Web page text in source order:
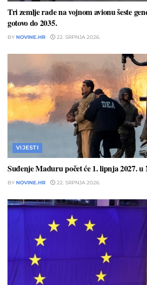
Tri zemlje rade na vojnom avionu šeste
gotovo do 2035.
BY NOVINE.HR 22. SRPNJA 2026.
VIJESTI
Suđenje Maduru počet će 1. lipnja 2027.
BY NOVINE.HR 22. SRPNJA 2026.